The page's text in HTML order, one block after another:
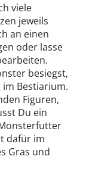
viele
jeweils
an einen
oder lasse
besiegst,
Bestiarium.
Figuren,
Du ein
dafür im
Gras und